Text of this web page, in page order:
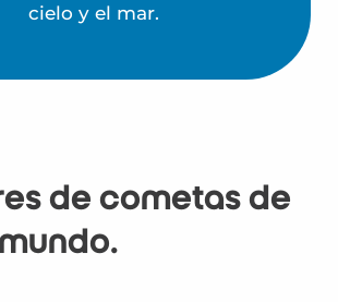
cielo y el mar.
de cometas de